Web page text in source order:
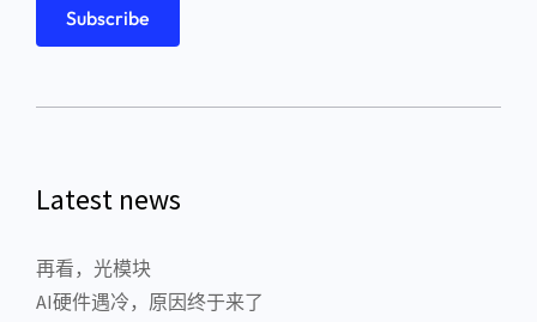
Latest news
再看，光模块
AI硬件遇冷，原因终于来了